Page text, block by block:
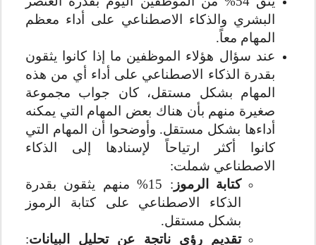
البشري والذكاء الاصطناعي على أداء معظم
المهام معاً.
عند سؤال هؤلاء الموظفين ما إذا كانوا يثقون
بقدرة الذكاء الاصطناعي على أداء أي من هذه
المهام بشكل مستقل، كان جواب مجموعة
صغيرة منهم بأن هناك بعض المهام التي يمكنه
أداءها بشكل مستقل. وأوضحوا أن المهام التي
كانوا أكثر ارتياحاً لإسنادها إلى الذكاء
الاصطناعي شملت:
كتابة الرموز
: 15% منهم يثقون بقدرة
الذكاء الاصطناعي على كتابة الرموز
بشكل مستقل.
تقديم رؤى ناتجة عن تحليل البيانات: